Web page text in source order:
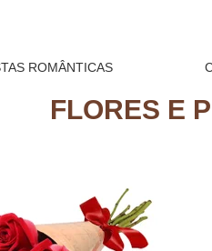
ROMÂNTICAS
FLORES E